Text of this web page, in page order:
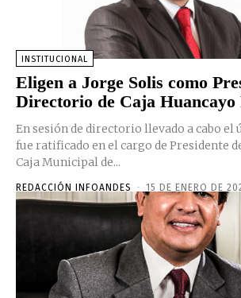
INSTITUCIONAL
Eligen a Jorge Solis como
Directorio de Caja Huancayo
En sesión de directorio llevado a cabo
fue ratificado en el cargo de Presidente
Caja Municipal de...
REDACCIÓN INFOANDES - 15 DE ENERO DE